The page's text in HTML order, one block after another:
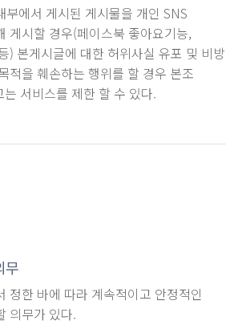
부에서 게시된 게시물을 개인 SNS
게시할 경우(페이스북 좋아요기능,
) 본게시글에 대한 허위사실 유포 및 비방
적을 훼손하는 행위를 할 경우 본조
서비스를 제한 할 수 있다.
무
정한 바에 따라 계속적이고 안정적인
의무가 있다.